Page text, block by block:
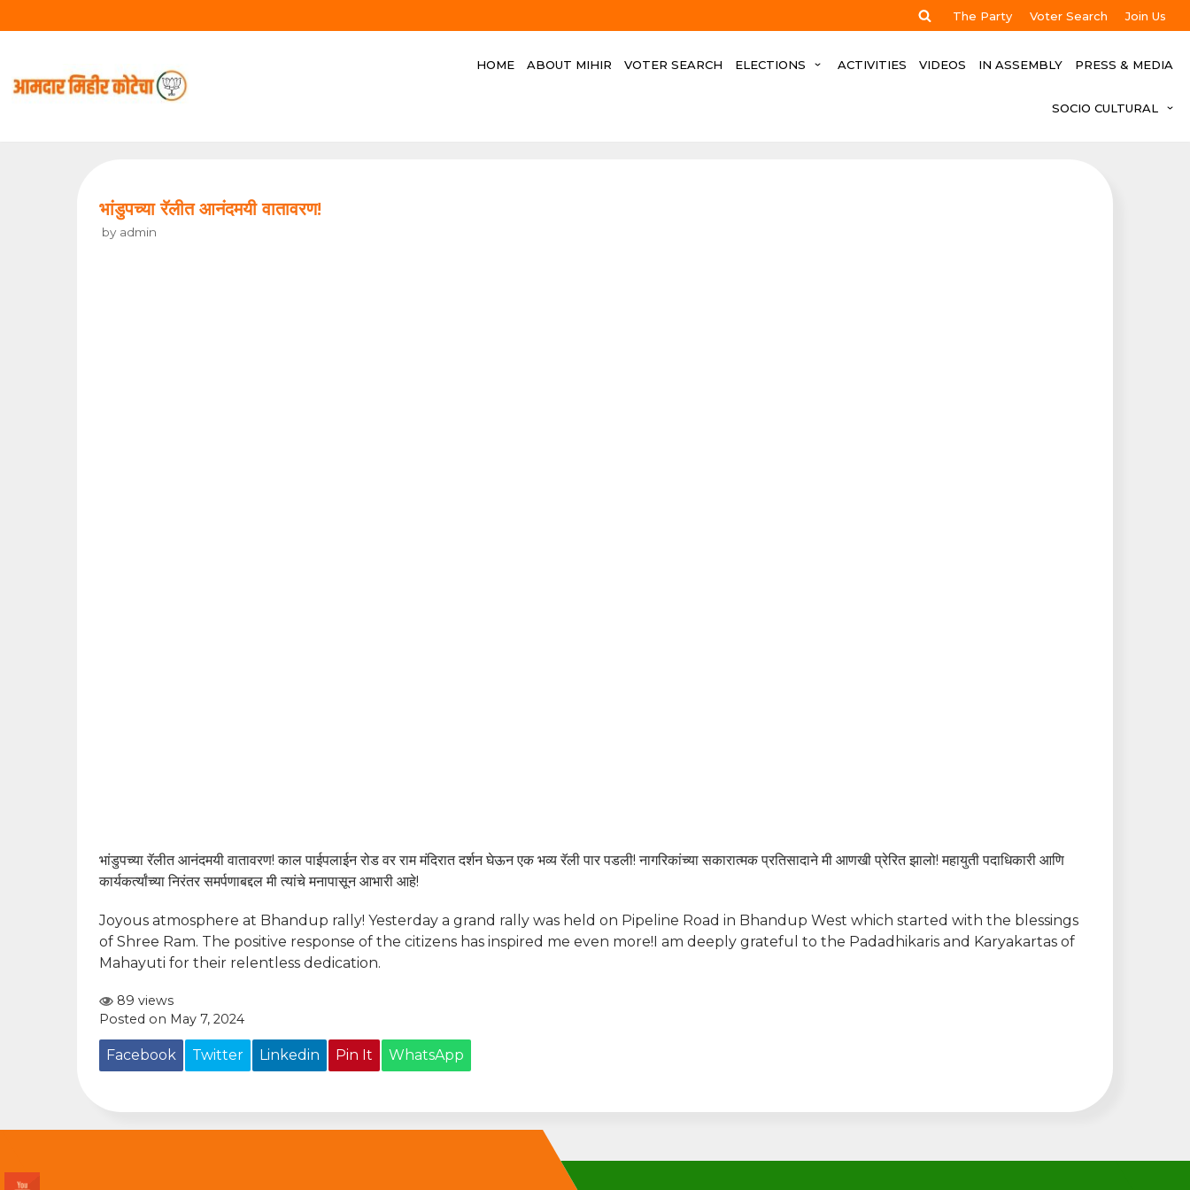
The Party Voter Search Join Us
HOME ABOUT MIHIR VOTER SEARCH ELECTIONS ACTIVITIES VIDEOS IN ASSEMBLY PRESS & MEDIA
SOCIO CULTURAL
भांडुपच्या रॅलीत आनंदमयी वातावरण!
by admin
भांडुपच्या रॅलीत आनंदमयी वातावरण! काल पाईपलाईन रोड वर राम मंदिरात दर्शन घेऊन एक भव्य रॅली पार पडली! नागरिकांच्या सकारात्मक प्रतिसादाने मी आणखी प्रेरित झालो! महायुती पदाधिकारी आणि
कार्यकर्त्यांच्या निरंतर समर्पणाबद्दल मी त्यांचे मनापासून आभारी आहे!
Joyous atmosphere at Bhandup rally! Yesterday a grand rally was held on Pipeline Road in Bhandup West which started with the blessings
of Shree Ram. The positive response of the citizens has inspired me even more!I am deeply grateful to the Padadhikaris and Karyakartas of
Mahayuti for their relentless dedication.
89 views
Posted on May 7, 2024
Facebook Twitter Linkedin Pin It WhatsApp